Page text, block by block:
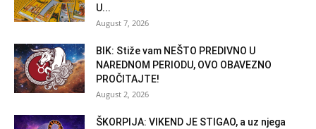
U...
August 7, 2026
BIK: Stiže vam NEŠTO PREDIVNO U
NAREDNOM PERIODU, OVO OBAVEZNO
PROČITAJTE!
August 2, 2026
ŠKORPIJA: VIKEND JE STIGAO, a uz njega